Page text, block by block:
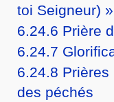
toi Seigneur) »
6.24.6 Prière
6.24.7
6.24.8 Prières
des péchés